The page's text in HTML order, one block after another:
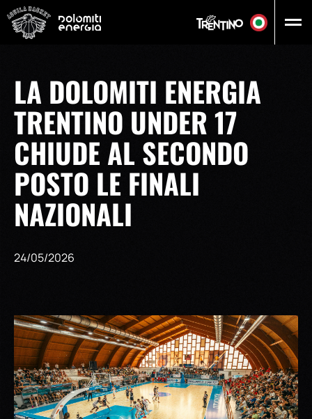
LA DOLOMITI ENERGIA
TRENTINO UNDER 17
CHIUDE AL SECONDO
POSTO LE FINALI
NAZIONALI
24/05/2026